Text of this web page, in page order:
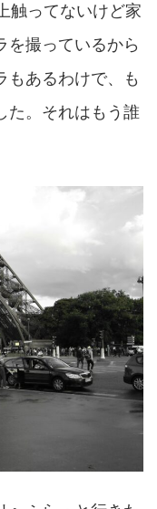
触ってないけど家
を撮っているから
もあるわけで、も
た。それはもう誰